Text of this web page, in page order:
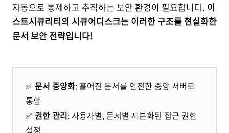
자동으로 통제하고 추적하는 보안 환경이 필요합니다. 이
스트시큐리티의 시큐어디스크는 이러한 구조를 현실화한
문서 보안 전략입니다!
✅ 문서 중앙화: 흩어진 문서를 안전한 중앙 서버로
통합
✅ 권한 관리: 사용자별, 문서별 세분화된 접근 권한
설정